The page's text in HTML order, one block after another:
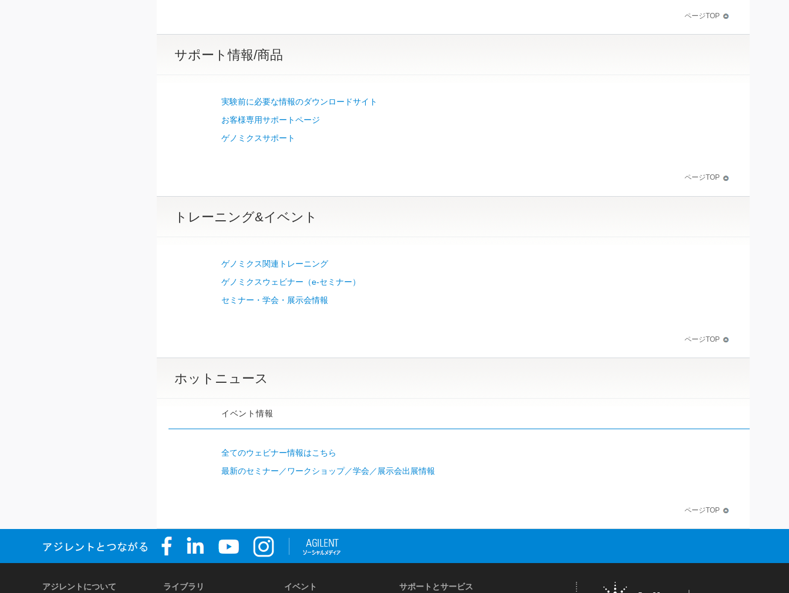
ページTOP
サポート情報/商品
実験前に必要な情報のダウンロードサイト
お客様専用サポートページ
ゲノミクスサポート
ページTOP
トレーニング&イベント
ゲノミクス関連トレーニング
ゲノミクスウェビナー（e-セミナー）
セミナー・学会・展示会情報
ページTOP
ホットニュース
イベント情報
全てのウェビナー情報はこちら
最新のセミナー／ワークショップ／学会／展示会出展情報
ページTOP
アジレントについて ライブラリ イベント サポートとサービス